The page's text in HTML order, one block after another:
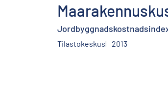
Tilastokeskus 2013